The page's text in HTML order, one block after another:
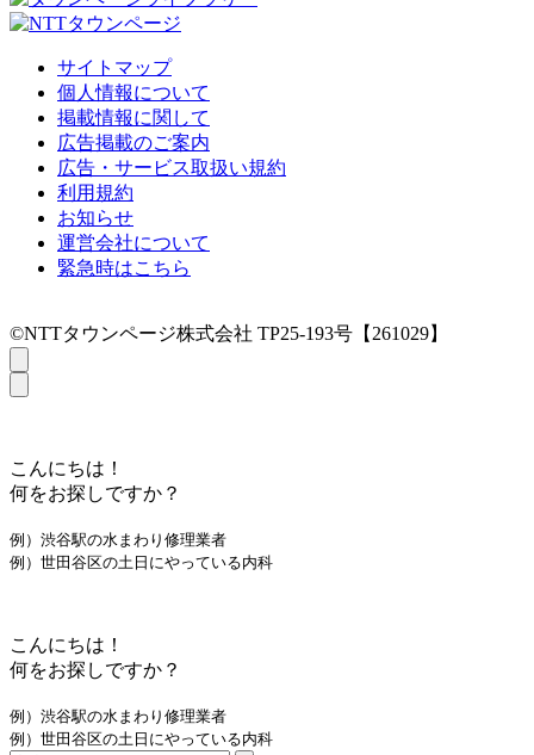
サイトマップ
個人情報について
掲載情報に関して
広告掲載のご案内
広告・サービス取扱い規約
利用規約
お知らせ
運営会社について
緊急時はこちら
©NTTタウンページ株式会社 TP25-193号【261029】
こんにちは！
何をお探しですか？
例）渋谷駅の水まわり修理業者
例）世田谷区の土日にやっている内科
こんにちは！
何をお探しですか？
例）渋谷駅の水まわり修理業者
例）世田谷区の土日にやっている内科